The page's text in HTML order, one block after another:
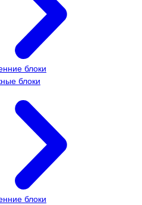
блоки
блоки
блоки